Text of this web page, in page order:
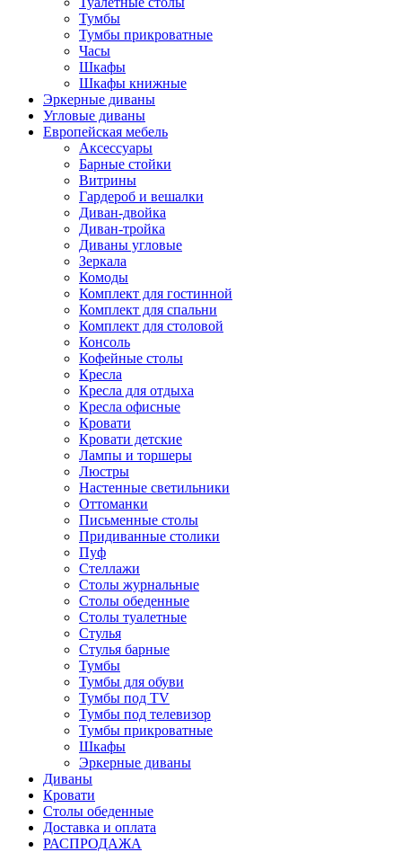
Тумбы
Тумбы прикроватные
Часы
Шкафы
Шкафы книжные
Эркерные диваны
Угловые диваны
Европейская мебель
Аксессуары
Барные стойки
Витрины
Гардероб и вешалки
Диван-двойка
Диван-тройка
Диваны угловые
Зеркала
Комоды
Комплект для гостинной
Комплект для спальни
Комплект для столовой
Консоль
Кофейные столы
Кресла
Кресла для отдыха
Кресла офисные
Кровати
Кровати детские
Лампы и торшеры
Люстры
Настенные светильники
Оттоманки
Письменные столы
Придиванные столики
Пуф
Стеллажи
Столы журнальные
Столы обеденные
Столы туалетные
Стулья
Стулья барные
Тумбы
Тумбы для обуви
Тумбы под TV
Тумбы под телевизор
Тумбы прикроватные
Шкафы
Эркерные диваны
Диваны
Кровати
Столы обеденные
Доставка и оплата
РАСПРОДАЖА